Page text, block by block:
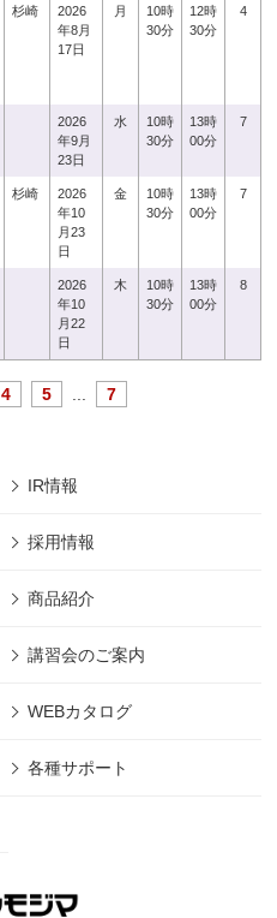
杉崎
2026
年8月
17日
月
10時
30分
12時
30分
4
2026
年9月
23日
水
10時
30分
13時
00分
7
杉崎
2026
年10
月23
日
金
10時
30分
13時
00分
7
2026
年10
月22
日
木
10時
30分
13時
00分
8
4 5 7
IR情報
採用情報
商品紹介
講習会のご案内
WEBカタログ
各種サポート